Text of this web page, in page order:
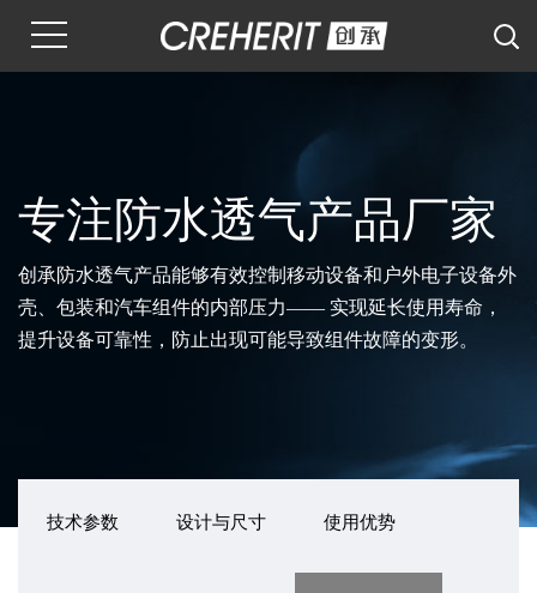
专注防水透气产品厂家
创承防水透气产品能够有效控制移动设备和户外电子设备外
壳、包装和汽车组件的内部压力—— 实现延长使用寿命，
提升设备可靠性，防止出现可能导致组件故障的变形。
技术参数 设计与尺寸 使用优势